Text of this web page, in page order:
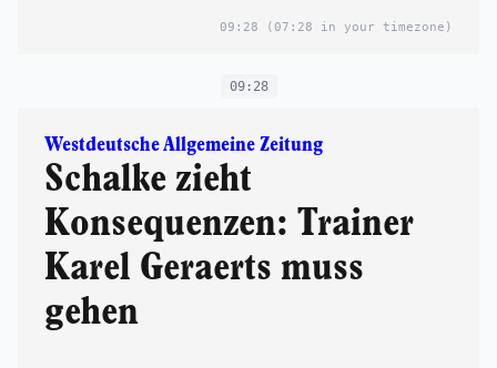
09:28 (07:28 in your timezone)
09:28
Westdeutsche Allgemeine Zeitung
Schalke zieht
Konsequenzen: Trainer
Karel Geraerts muss
gehen